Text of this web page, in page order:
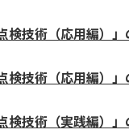
検技術（応用編）
検技術（応用編）
検技術（実践編）